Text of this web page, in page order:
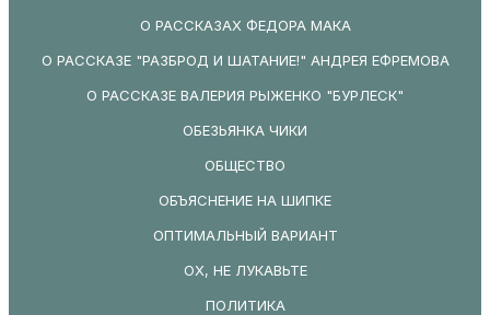
О РАССКАЗАХ ФЕДОРА МАКА
О РАССКАЗЕ "РАЗБРОД И ШАТАНИЕ!" АНДРЕЯ ЕФРЕМОВА
О РАССКАЗЕ ВАЛЕРИЯ РЫЖЕНКО "БУРЛЕСК"
ОБЕЗЬЯНКА ЧИКИ
ОБЩЕСТВО
ОБЪЯСНЕНИЕ НА ШИПКЕ
ОПТИМАЛЬНЫЙ ВАРИАНТ
ОХ, НЕ ЛУКАВЬТЕ
ПОЛИТИКА